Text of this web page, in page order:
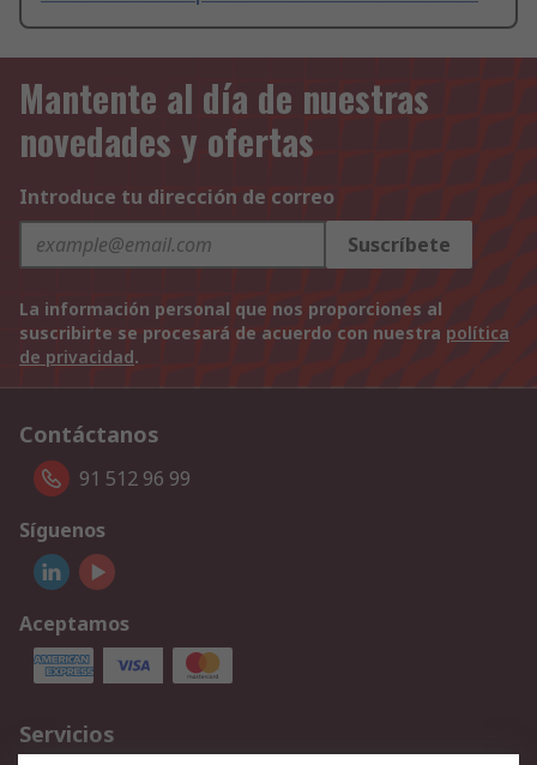
Mantente al día de nuestras
novedades y ofertas
Introduce tu dirección de correo
Suscríbete
La información personal que nos proporciones al
suscribirte se procesará de acuerdo con nuestra política
de privacidad.
Contáctanos
91 512 96 99
Síguenos
Aceptamos
Servicios